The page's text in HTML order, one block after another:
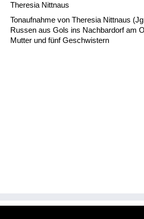
Theresia Nittnaus
Tonaufnahme von Theresia Nittnaus
Russen aus Gols ins Nachbardorf am
Mutter und fünf Geschwistern